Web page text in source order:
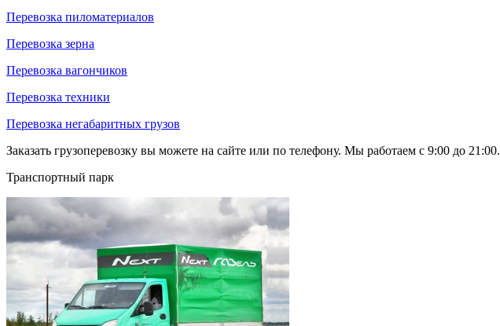
Перевозка пиломатериалов
Перевозка зерна
Перевозка вагончиков
Перевозка техники
Перевозка негабаритных грузов
Заказать грузоперевозку вы можете на сайте или по телефону. Мы работаем с 9:00 до 21:00.
Транспортный парк